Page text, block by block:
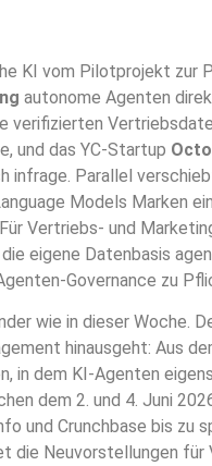
KI vom Pilotprojekt zur
autonome Agenten
verifizierten
und das YC-Startup
infrage. Parallel
Models Marken
Vertriebs- und
eigene Datenbasis
Governance zu
wie in dieser Woche.
hinausgeht: Aus
in dem KI-Agenten
dem 2. und 4. Juni
und Crunchbase bis zu
die Neuvorstellungen für